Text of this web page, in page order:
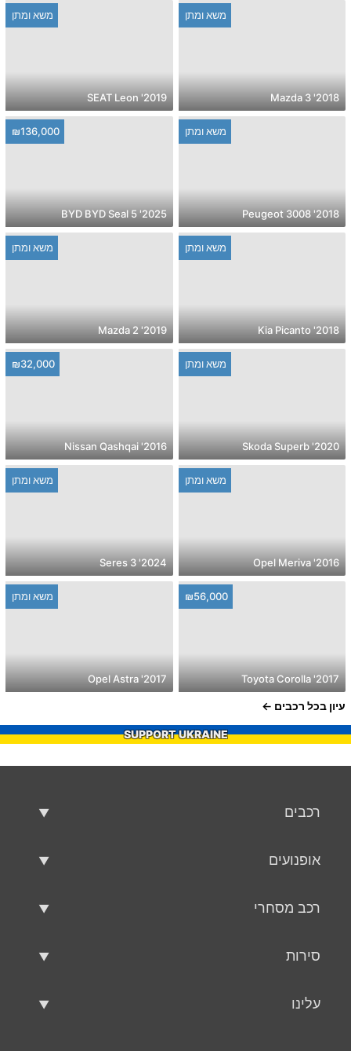
משא ומתן
2018' Mazda 3
משא ומתן
2019' SEAT Leon
משא ומתן
2018' Peugeot 3008
₪136,000
2025' BYD BYD Seal 5
משא ומתן
2018' Kia Picanto
משא ומתן
2019' Mazda 2
משא ומתן
2020' Skoda Superb
₪32,000
2016' Nissan Qashqai
משא ומתן
2016' Opel Meriva
משא ומתן
2024' Seres 3
₪56,000
2017' Toyota Corolla
משא ומתן
2017' Opel Astra
עיון בכל רכבים
SUPPORT UKRAINE
רכבים
אופנועים
רכב מסחרי
סירות
עלינו